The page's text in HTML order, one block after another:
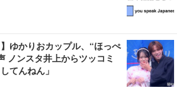
ゆかりおカップル、“ほっぺ
ノンスタ井上からツッコミ
てんねん」